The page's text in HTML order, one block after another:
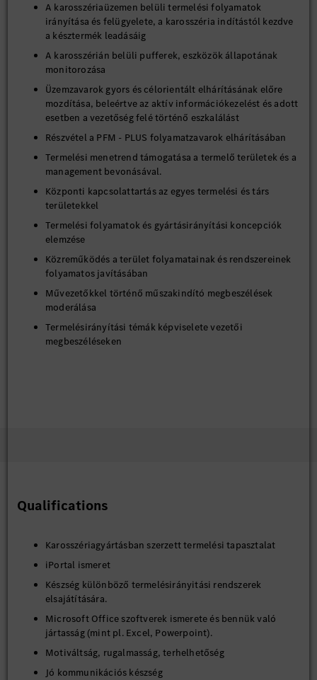
A karosszériaüzemen belüli termelési folyamatok
irányítása és felügyelete, a karosszéria indítástól kezdve
a késztermék leadásáig
A karosszérián belüli pufferek, eszközök állapotának
monitorozása
Üzemzavarok gyors és célorientált elhárításának előre
mozdítása, beleértve az aktív információkezelést és adott
esetben a vezetőség felé történő eszkalálást
Részvétel a PFM - PLUS folyamatzavarok elhárításában
Termelési menetrend támogatása a termelő területek és a
management bevonásával.
Központi kapcsolattartás az egyes termelési és társ
területekkel
Termelési folyamatok és gyártásirányítási koncepciók
elemzése
Közreműködés a terület folyamatainak és rendszereinek
folyamatos javításában
Művezetőkkel történő műszakindító megbeszélések
moderálása
Termelésirányítási témák képviselete vezetői
megbeszéléseken
Qualifications
Karosszériagyártásban szerzett termelési tapasztalat
iPortal ismeret
Készség különböző termelésirányitási rendszerek
elsajátítására.
Microsoft Office szoftverek ismerete és bennük való
jártasság (mint pl. Excel, Powerpoint).
Motiváltság, rugalmasság, terhelhetőség
Jó kommunikációs készség